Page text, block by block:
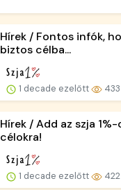
Hírek / Fontos infók,
biztos célba...
1 decade ezelőtt 433
Hírek / Add az szja
célokra!
1 decade ezelőtt 422